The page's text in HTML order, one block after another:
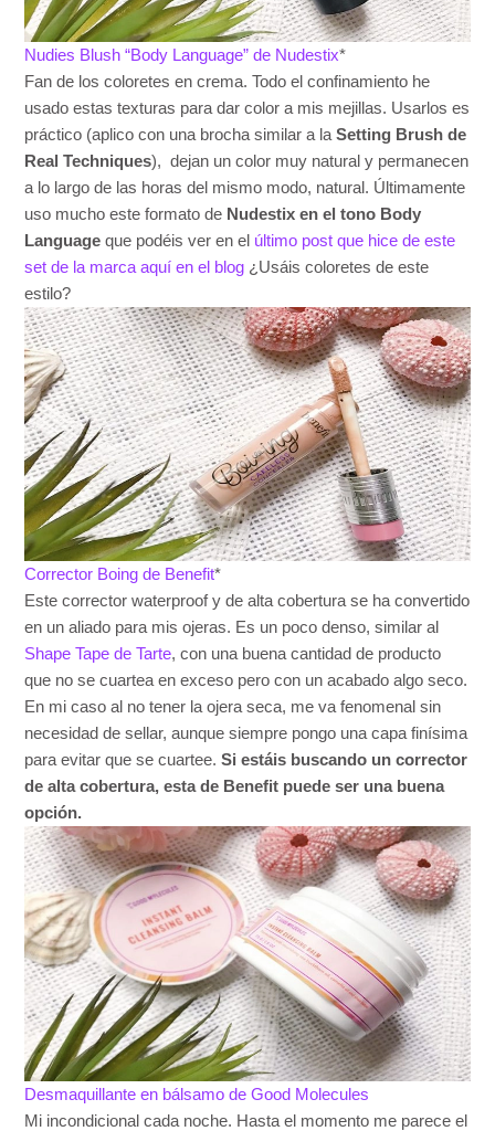
Nudies Blush “Body Language” de Nudestix*
Fan de los coloretes en crema. Todo el confinamiento he
usado estas texturas para dar color a mis mejillas. Usarlos es
práctico (aplico con una brocha similar a la Setting Brush de
Real Techniques), dejan un color muy natural y permanecen
a lo largo de las horas del mismo modo, natural. Últimamente
uso mucho este formato de Nudestix en el tono Body
Languageque podéis ver en el último post que hice de este
set de la marca aquí en el blog ¿Usáis coloretes de este
estilo?
Corrector Boing de Benefit*
Este corrector waterproof y de alta cobertura se ha convertido
en un aliado para mis ojeras. Es un poco denso, similar al
Shape Tape de Tarte, con una buena cantidad de producto
que no se cuartea en exceso pero con un acabado algo seco.
En mi caso al no tener la ojera seca, me va fenomenal sin
necesidad de sellar, aunque siempre pongo una capa finísima
para evitar que se cuartee.Si estáis buscando un corrector
de alta cobertura, esta de Benefit puede ser una buena
opción.
Desmaquillante en bálsamo de Good Molecules
Mi incondicional cada noche. Hasta el momento me parece el